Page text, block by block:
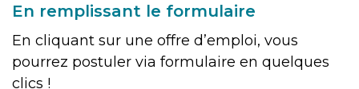
En remplissant le formulaire
En cliquant sur une offre d’emploi, vous
pourrez postuler via formulaire en quelques
clics !